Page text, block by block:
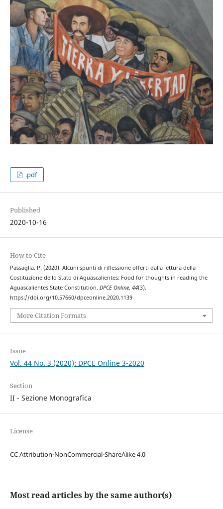
.pdf
Published
2020-10-16
How to Cite
Passaglia, P. (2020). Alcuni spunti di riflessione offerti dalla lettura della
Costituzione dello Stato di Aguascalientes: Food for thoughts in reading the
Aguascalientes State Constitution. DPCE Online, 44(3).
https://doi.org/10.57660/dpceonline.2020.1139
More Citation Formats
Issue
Vol. 44 No. 3 (2020): DPCE Online 3-2020
Section
II - Sezione Monografica
License
CC Attribution-NonCommercial-ShareAlike 4.0
Most read articles by the same author(s)